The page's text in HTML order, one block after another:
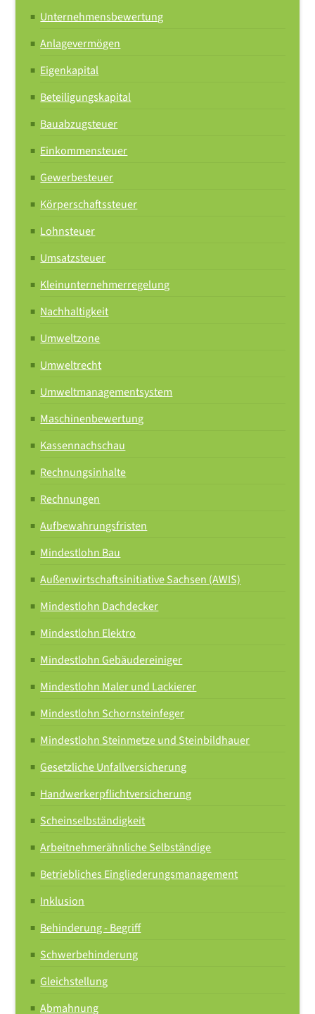
allgemeinverbindlich ab 01.05.2016
01.05.2017 - 30.04.2018
11,00 €
01.05.2018
11,35 €
allgemeinverbindlich ab 01.07.2018
01.06.2019 - 31.07.2020
11,88 €
allgemeinverbindlich ab 01.07.2019
Die Allgemeinverbindlichkeit endet am 31.07.2020.
12,20
Die Allgemeinverbindlichkeit endet am 30.09.2021.
ab 01.10.2021
12,55
allgemeinverbindlich ab 01.10.2021
12,85
Die Allgemeinverbindlichkeit endet am 30.09.2023.
ab 01.10.2023
allgemeinverbindlich ab 01.10.2023
Unternehmensbewertung
Anlagevermögen
Eigenkapital
Beteiligungskapital
Bauabzugsteuer
Einkommensteuer
Gewerbesteuer
Körperschaftssteuer
Lohnsteuer
Umsatzsteuer
Kleinunternehmerregelung
Nachhaltigkeit
Umweltzone
Umweltrecht
Umweltmanagementsystem
Maschinenbewertung
Kassennachschau
Rechnungsinhalte
Rechnungen
Aufbewahrungsfristen
Mindestlohn Bau
Außenwirtschaftsinitiative Sachsen (AWIS)
Mindestlohn Dachdecker
Mindestlohn Elektro
Mindestlohn Gebäudereiniger
Mindestlohn Maler und Lackierer
Mindestlohn Schornsteinfeger
Mindestlohn Steinmetze und Steinbildhauer
Gesetzliche Unfallversicherung
Handwerkerpflichtversicherung
Scheinselbständigkeit
Arbeitnehmerähnliche Selbständige
Betriebliches Eingliederungsmanagement
Inklusion
Behinderung - Begriff
Schwerbehinderung
Gleichstellung
Abmahnung